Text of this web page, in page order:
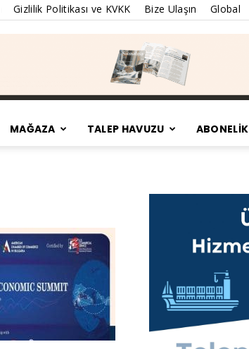
Gizlilik Politikası ve KVKK Bize Ulaşın Global
Dergisi
MAĞAZA TALEP HAVUZU ABONELİK